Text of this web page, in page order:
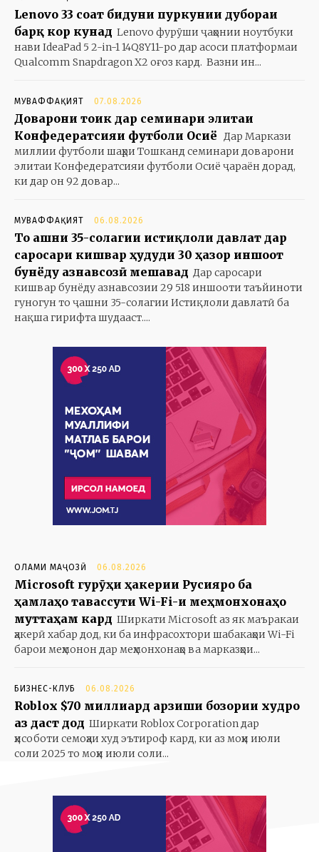
Lenovo 33 соат бидуни пуркунии дубораи
барқ кор кунад Lenovo фурӯши ҷаҳонии ноутбуки
нави IdeaPad 5 2-in-1 14Q8Y11-ро дар асоси платформаи
Qualcomm Snapdragon X2 оғоз кард. Вазни ин...
МУВАФФАҚИЯТ 07.08.2026
Доварони тоҷик дар семинари элитаи
Конфедератсияи футболи Осиё Дар Маркази
миллии футболи шаҳри Тошканд семинари доварони
элитаи Конфедератсияи футболи Осиё ҷараён дорад,
ки дар он 92 довар...
МУВАФФАҚИЯТ 06.08.2026
То ҷашни 35-солагии истиқлоли давлат дар
саросари кишвар ҳудуди 30 ҳазор иншоот
бунёду азнавсозӣ мешавад Дар саросари
кишвар бунёду азнавсозии 29 518 иншооти таъйиноти
гуногун то ҷашни 35-солагии Истиқлоли давлатӣ ба
нақша гирифта шудааст....
ОЛАМИ МАҶОЗӢ 06.08.2026
Microsoft гурӯҳи ҳакерии Русияро ба
ҳамлаҳо тавассути Wi-Fi-и меҳмонхонаҳо
муттаҳам кард Ширкати Microsoft аз як маъракаи
ҳакерӣ хабар дод, ки ба инфрасохтори шабакаҳои Wi-Fi
барои меҳмонон дар меҳмонхонаҳо ва марказҳои...
БИЗНЕС-КЛУБ 06.08.2026
Roblox $70 миллиард арзиши бозории худро
аз даст дод Ширкати Roblox Corporation дар
ҳисоботи семоҳаи худ эътироф кард, ки аз моҳи июли
соли 2025 то моҳи июли соли...